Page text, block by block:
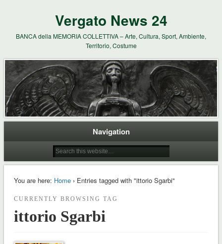
Vergato News 24
BANCA della MEMORIA COLLETTIVA – Arte, Cultura, Sport, Ambiente,
Territorio, Costume
Navigation
You are here: Home› Entries tagged with "ittorio Sgarbi"
CURRENTLY BROWSING TAG
ittorio Sgarbi